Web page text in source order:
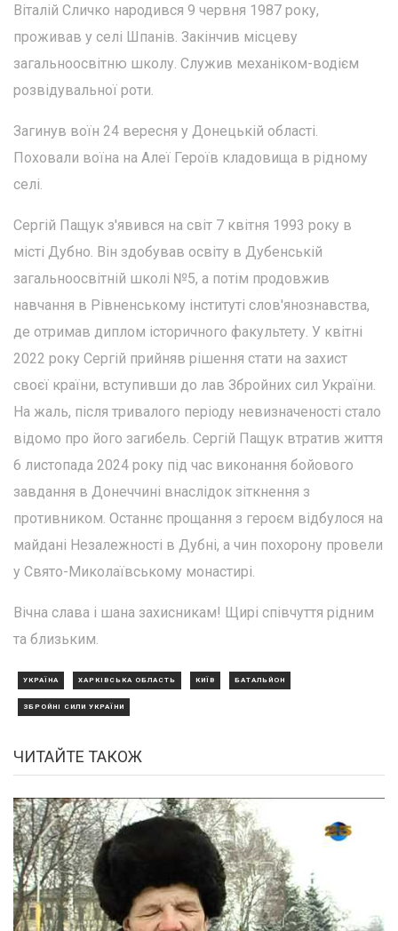
Віталій Сличко народився 9 червня 1987 року,
проживав у селі Шпанів. Закінчив місцеву
загальноосвітню школу. Служив механіком-водієм
розвідувальної роти.
Загинув воїн 24 вересня у Донецькій області.
Поховали воїна на Алеї Героїв кладовища в рідному
селі.
Сергій Пащук з'явився на світ 7 квітня 1993 року в
місті Дубно. Він здобував освіту в Дубенській
загальноосвітній школі №5, а потім продовжив
навчання в Рівненському інституті слов'янознавства,
де отримав диплом історичного факультету. У квітні
2022 року Сергій прийняв рішення стати на захист
своєї країни, вступивши до лав Збройних сил України.
На жаль, після тривалого періоду невизначеності стало
відомо про його загибель. Сергій Пащук втратив життя
6 листопада 2024 року під час виконання бойового
завдання в Донеччині внаслідок зіткнення з
противником. Останнє прощання з героєм відбулося на
майдані Незалежності в Дубні, а чин похорону провели
у Свято-Миколаївському монастирі.
Вічна слава і шана захисникам! Щирі співчуття рідним
та близьким.
УКРАЇНА ХАРКІВСЬКА ОБЛАСТЬ КИЇВ БАТАЛЬЙОН
ЗБРОЙНІ СИЛИ УКРАЇНИ
ЧИТАЙТЕ ТАКОЖ